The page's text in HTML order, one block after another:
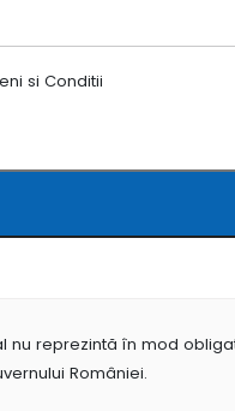
si Conditii
nu reprezintă în mod
României.